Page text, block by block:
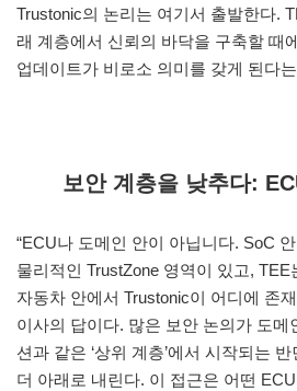
Trustonic의 논리는 여기서 출발한다.
래 계층에서 신뢰의 바닥을 구축할 때
업데이트가 비로소 의미를 갖게 된다
보안 계층을 낮추다:
“ECU나 도메인 안이 아닙니다. SoC
물리적인 TrustZone 영역이 있고, TEE
자동차 안에서 Trustonic이 어디에 존
이사의 답이다. 많은 보안 논의가 도메
션과 같은 ‘상위 계층’에서 시작되는
더 아래로 내린다. 이 접근은 어떤